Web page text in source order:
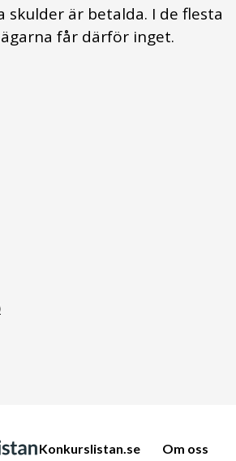
är betalda. I de flesta
får därför inget.
Konkurslistan.se Om oss